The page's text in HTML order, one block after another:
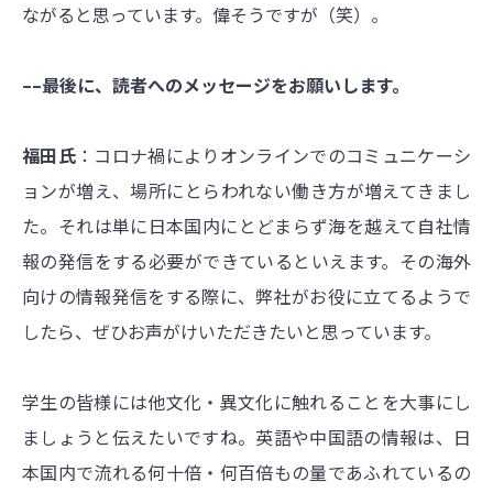
ながると思っています。偉そうですが（笑）。
––最後に、読者へのメッセージをお願いします。
福田氏 ：コロナ禍によりオンラインでのコミュニケーシ
ョンが増え、場所にとらわれない働き方が増えてきまし
た。それは単に日本国内にとどまらず海を越えて自社情
報の発信をする必要ができているといえます。その海外
向けの情報発信をする際に、弊社がお役に立てるようで
したら、ぜひお声がけいただきたいと思っています。
学生の皆様には他文化・異文化に触れることを大事にし
ましょうと伝えたいですね。英語や中国語の情報は、日
本国内で流れる何十倍・何百倍もの量であふれているの